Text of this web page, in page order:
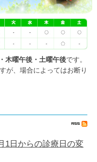
木曜午後・土曜午後です。
が、場合によってはお断り
日からの診療日の変